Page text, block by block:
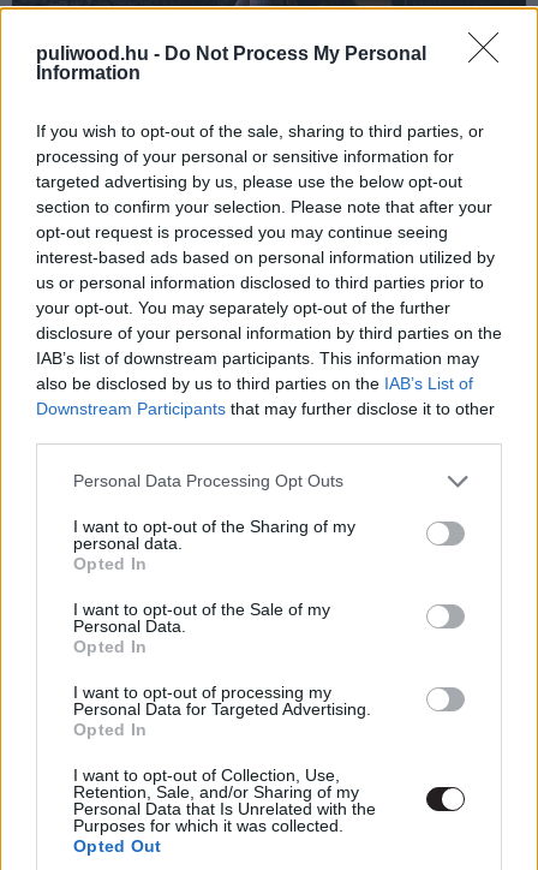
puliwood.hu - Do Not Process My Personal
Information
If you wish to opt-out of the sale, sharing to third parties, or
processing of your personal or sensitive information for
targeted advertising by us, please use the below opt-out
section to confirm your selection. Please note that after your
opt-out request is processed you may continue seeing
interest-based ads based on personal information utilized by
us or personal information disclosed to third parties prior to
your opt-out. You may separately opt-out of the further
disclosure of your personal information by third parties on the
IAB’s list of downstream participants. This information may
also be disclosed by us to third parties on the IAB’s List of
Downstream Participants that may further disclose it to other
Please note that this website/app uses one or more Google
not limited to your visit or usage behaviour. You may click to
grant or deny consent to Google and its third-party tags to
use your data for below specified purposes in below Google
consent section.
Personal Data Processing Opt Outs
I want to opt-out of the Sharing of my
personal data.
Opted In
I want to opt-out of the Sale of my
Personal Data.
Opted In
I want to opt-out of processing my
Personal Data for Targeted Advertising.
Opted In
I want to opt-out of Collection, Use,
Retention, Sale, and/or Sharing of my
Personal Data that Is Unrelated with the
Purposes for which it was collected.
Opted Out
Az Ők számomra így kisebb csalódás és egyértelműen
Garland leggyengébb műve, de ezt úgy mondom, hogy
nálam mind a két előző rendezése etalon. Egyáltalán
nem rossz film, az atmoszférája, képi világa, zenéje
mind pazarok, Jessie Buckley és Rory Kinnear óriásit
alakítanak. Más kérdés, hogy kicsit túl sok dolgot akar
magába sűríteni, indokolatlanul sok szimbólummal
operál, melyek nem mindig passzolnak össze. Nem
bánom, hogy megnéztem és számos más filmmel
ellentétben a Men sokáig velünk marad, beszédtémát